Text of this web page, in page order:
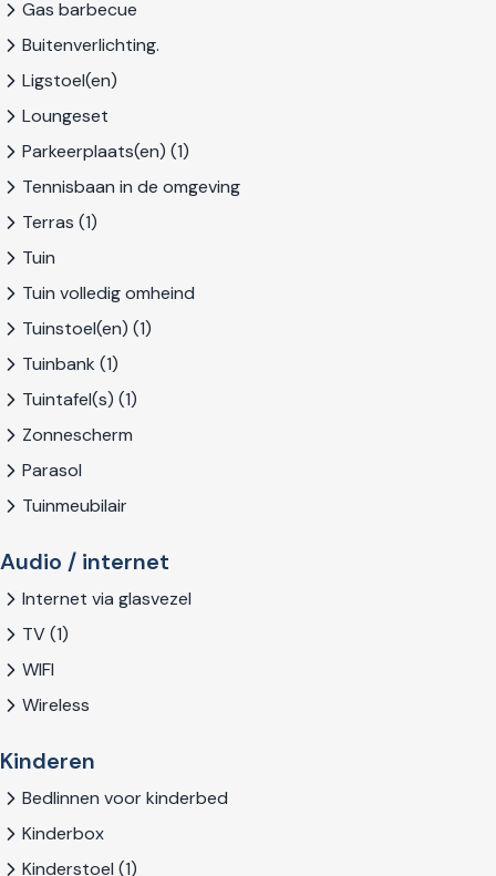
Gas barbecue
Buitenverlichting.
Ligstoel(en)
Loungeset
Parkeerplaats(en) (1)
Tennisbaan in de omgeving
Terras (1)
Tuin
Tuin volledig omheind
Tuinstoel(en) (1)
Tuinbank (1)
Tuintafel(s) (1)
Zonnescherm
Parasol
Tuinmeubilair
Audio / internet
Internet via glasvezel
TV (1)
WIFI
Wireless
Kinderen
Bedlinnen voor kinderbed
Kinderbox
Kinderstoel (1)